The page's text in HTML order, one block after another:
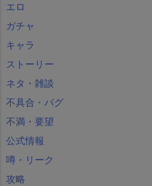
エロ
ガチャ
キャラ
ストーリー
ネタ・雑談
不具合・バグ
不満・要望
公式情報
噂・リーク
攻略